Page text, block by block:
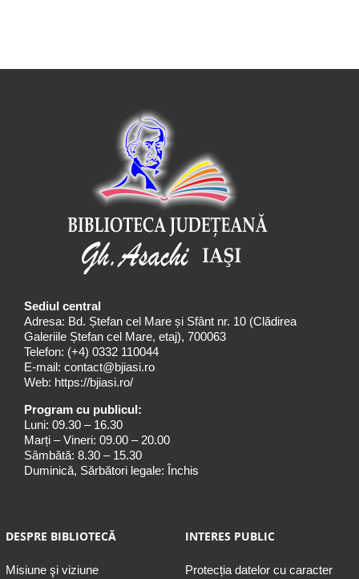
Sediul central
Adresa: Bd. Ștefan cel Mare și Sfânt nr. 10 (Clădirea
Galeriile Ștefan cel Mare, etaj), 700063
Telefon: (+4) 0332 110044
E-mail: contact@bjiasi.ro
Web: https://bjiasi.ro/
Program cu publicul:
Luni: 09.30 – 16.30
Marți – Vineri: 09.00 – 20.00
Sâmbătă: 8.30 – 15.30
Duminică, Sărbători legale: Închis
DESPRE BIBLIOTECĂ
Misiune şi viziune
INTERES PUBLIC
Protecția datelor cu caracter